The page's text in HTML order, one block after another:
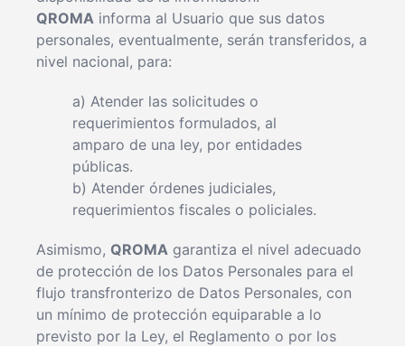
QROMA informa al Usuario que sus datos
personales, eventualmente, serán transferidos, a
nivel nacional, para:
a) Atender las solicitudes o
requerimientos formulados, al
amparo de una ley, por entidades
públicas.
b) Atender órdenes judiciales,
requerimientos fiscales o policiales.
Asimismo, QROMA garantiza el nivel adecuado
de protección de los Datos Personales para el
flujo transfronterizo de Datos Personales, con
un mínimo de protección equiparable a lo
previsto por la Ley, el Reglamento o por los